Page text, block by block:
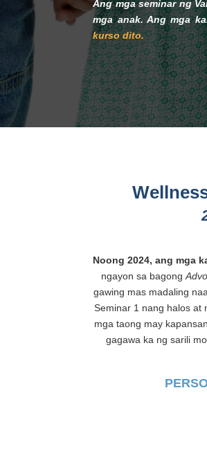
Ang mga seminar ng
mga anak. Ang mga
kurso dito.
Noong 2024, ang mga
ngayon sa bagong
gawing mas madaling
Seminar 1 nang halos at
mga taong may
gagawa ka ng sarili